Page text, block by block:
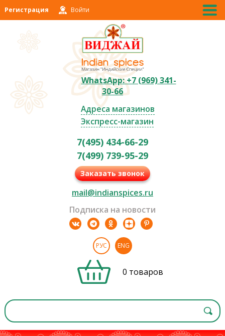
Регистрация Войти
WhatsApp: +7 (969) 341-
30-66
Адреса магазинов
Экспресс-магазин
7(495) 434-66-29
7(499) 739-95-29
Заказать звонок
mail@indianspices.ru
Подписка на новости
РУС ENG
0 товаров